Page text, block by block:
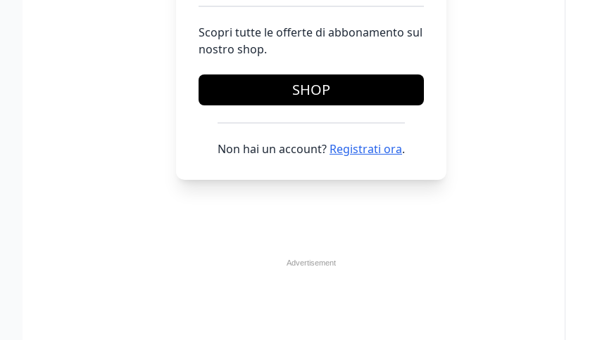
Scopri tutte le offerte di abbonamento sul
nostro shop.
SHOP
Non hai un account? Registrati ora.